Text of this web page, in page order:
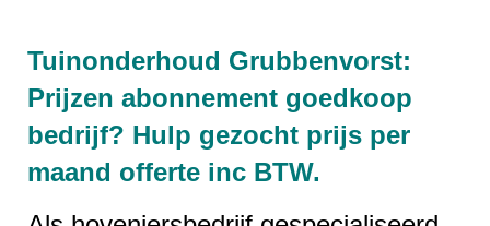
Tuinonderhoud Grubbenvorst:
Prijzen abonnement goedkoop
bedrijf? Hulp gezocht prijs per
maand offerte inc BTW.